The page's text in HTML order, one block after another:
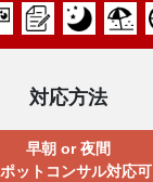
対応方法
早朝 or 夜間
ットコンサル対応可